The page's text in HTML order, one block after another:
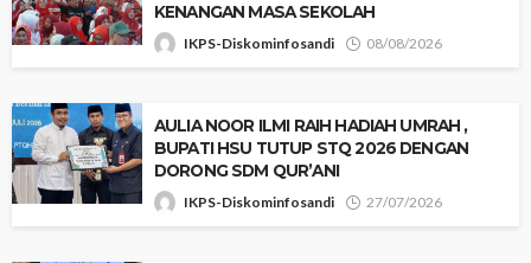
KENANGAN MASA SEKOLAH
IKPS-Diskominfosandi 08/08/2026
‎​AULIA NOOR ILMI RAIH HADIAH UMRAH ,
BUPATI HSU TUTUP STQ 2026 DENGAN
DORONG SDM QUR’ANI
IKPS-Diskominfosandi 27/07/2026